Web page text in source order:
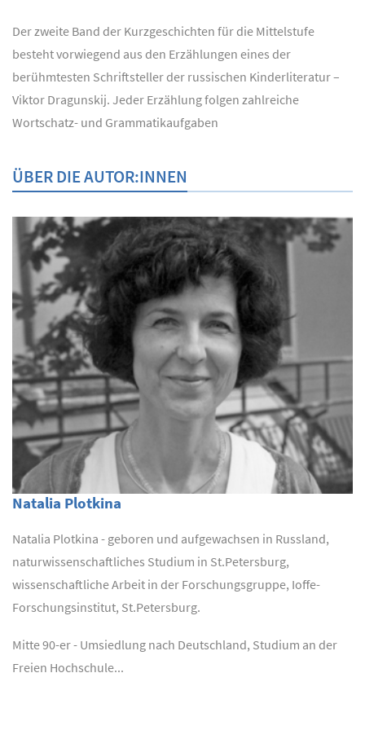
Der zweite Band der Kurzgeschichten für die Mittelstufe
besteht vorwiegend aus den Erzählungen eines der
berühmtesten Schriftsteller der russischen Kinderliteratur –
Viktor Dragunskij. Jeder Erzählung folgen zahlreiche
Wortschatz- und Grammatikaufgaben
ÜBER DIE AUTOR:INNEN
Natalia Plotkina
Natalia Plotkina - geboren und aufgewachsen in Russland,
naturwissenschaftliches Studium in St.Petersburg,
wissenschaftliche Arbeit in der Forschungsgruppe, Ioffe-
Forschungsinstitut, St.Petersburg.
Mitte 90-er - Umsiedlung nach Deutschland, Studium an der
Freien Hochschule...